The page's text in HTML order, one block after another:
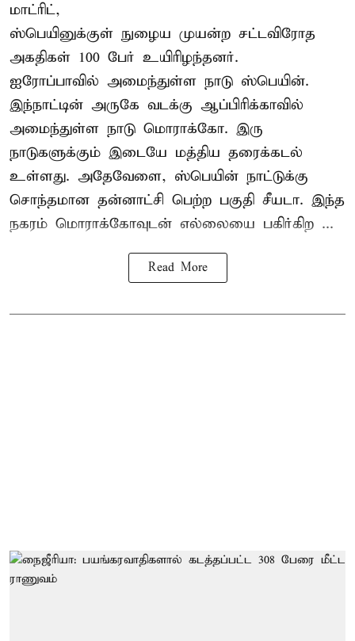
மாட்ரிட்,
ஸ்பெயினுக்குள் நுழைய முயன்ற சட்டவிரோத
அகதிகள் 100 பேர் உயிரிழந்தனர்.
ஐரோப்பாவில் அமைந்துள்ள நாடு ஸ்பெயின்.
இந்நாட்டின் அருகே வடக்கு ஆப்பிரிக்காவில்
அமைந்துள்ள நாடு மொராக்கோ. இரு
நாடுகளுக்கும் இடையே மத்திய தரைக்கடல்
உள்ளது. அதேவேளை, ஸ்பெயின் நாட்டுக்கு
சொந்தமான தன்னாட்சி பெற்ற பகுதி சீயடா. இந்த
நகரம் மொராக்கோவுடன் எல்லையை பகிர்கிற ...
Read More